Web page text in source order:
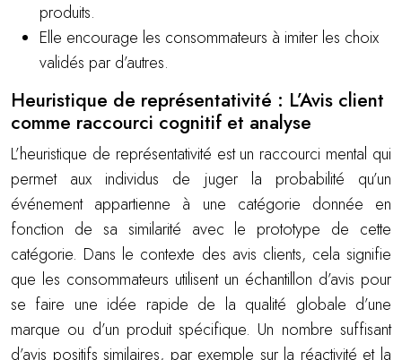
produits.
Elle encourage les consommateurs à imiter les choix
validés par d’autres.
Heuristique de représentativité : L’Avis client
comme raccourci cognitif et analyse
L’heuristique de représentativité est un raccourci mental qui
permet aux individus de juger la probabilité qu’un
événement appartienne à une catégorie donnée en
fonction de sa similarité avec le prototype de cette
catégorie. Dans le contexte des avis clients, cela signifie
que les consommateurs utilisent un échantillon d’avis pour
se faire une idée rapide de la qualité globale d’une
marque ou d’un produit spécifique. Un nombre suffisant
d’avis positifs similaires, par exemple sur la réactivité et la